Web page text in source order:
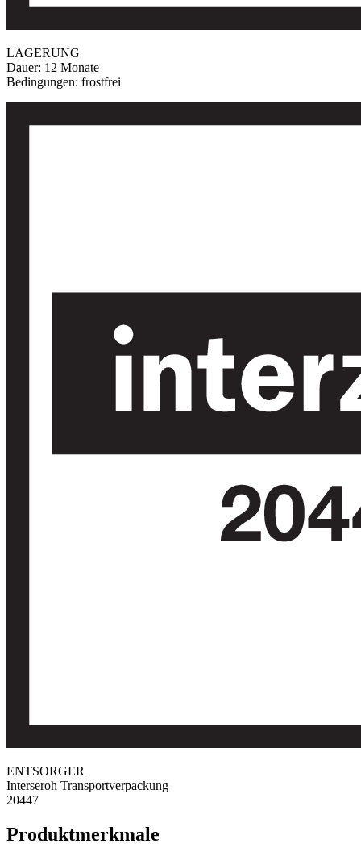
LAGERUNG
Dauer: 12 Monate
Bedingungen: frostfrei
ENTSORGER
Interseroh Transportverpackung
20447
Produktmerkmale